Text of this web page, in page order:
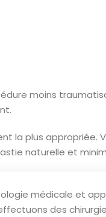
moins
la plus appropriée.
naturelle et
médicale et
des